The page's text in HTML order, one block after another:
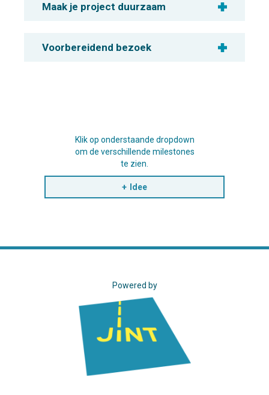
Maak je project duurzaam
Voorbereidend bezoek
Klik op onderstaande dropdown
om de verschillende milestones
te zien.
Idee
Powered by